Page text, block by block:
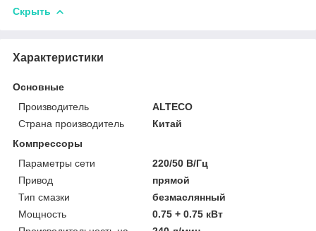
Скрыть
Характеристики
Основные
Производитель
ALTECO
Страна производитель
Китай
Компрессоры
Параметры сети
220/50 В/Гц
Привод
прямой
Тип смазки
безмаслянный
Мощность
0.75 + 0.75 кВт